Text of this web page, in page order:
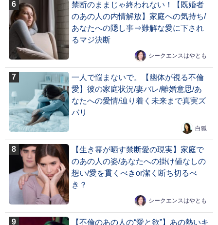
禁断のままじゃ終われない！【既婚者
のあの人の内情解放】家庭への気持ち/
あなたへの隠し事⇒難解な愛に下され
るマジ決断
シークエンスはやとも
一人で悩まないで。【幽体が視る不倫
愛】彼の家庭状況/妻バレ/離婚意思/あ
なたへの愛情/辿り着く未来まで真実ズ
バリ
白狐
【生き霊が晒す禁断愛の現実】家庭で
のあの人の姿/あなたへの掛け値なしの
想い/愛を貫くべきor潔く断ち切るべ
き？
シークエンスはやとも
【不倫のあの人の“愛と欲”】あの熱いキ